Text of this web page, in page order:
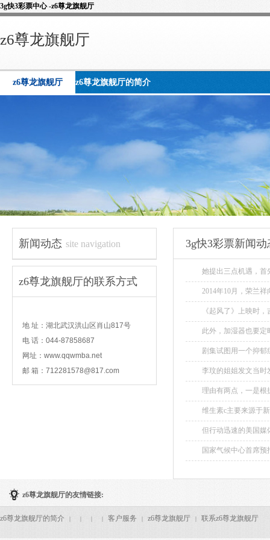
3g快3彩票中心 -z6尊龙旗舰厅
z6尊龙旗舰厅
z6尊龙旗舰厅 z6尊龙旗舰厅的简介
新闻动态 site navigation
z6尊龙旗舰厅的联系方式
地 址：湖北武汉洪山区肖山817号
电 话：044-87858687
网址：www.qqwmba.net
邮 箱： 712281578@817.com
3g快3彩票新闻动
她提出三点机遇，首
洲和南亚等地区，带
2014年10月，荣兰
财产。...
《起风了》上映时
此外，加湿器也要定
剧集试图用一个抑郁
李玟的姐姐发文当时
经医院团队努力抢救
理由有两点，一是根
股东大会更变会议地
维生素c主要来源于
但行动迅速的美国媒
国家气候中心首席
后，华北又将有降水
z6尊龙旗舰厅的友情链接:
z6尊龙旗舰厅的简介 | | | | 客户服务 | z6尊龙旗舰厅 | 联系z6尊龙旗舰厅